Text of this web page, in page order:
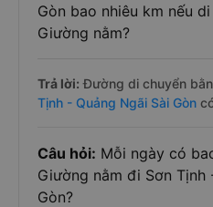
Gòn bao nhiêu km nếu
Giường nằm?
Trả lời: Đường di chuyển
Tịnh - Quảng Ngãi Sài Gòn
Câu hỏi: Mỗi ngày có
Giường nằm đi Sơn Tịnh
Gòn?